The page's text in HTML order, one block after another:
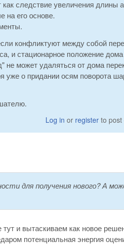
следствие увеличения длины
на его основе.
конфликтуют между собой
и стационарное положение
не может удаляться от дома
уже о придании осям поворота
Log in or register to
для получения нового? А
и вытаскиваем как новое
потенциальная энергия